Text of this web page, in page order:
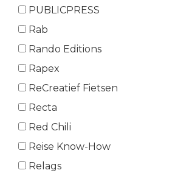
PUBLICPRESS
Rab
Rando Editions
Rapex
ReCreatief Fietsen
Recta
Red Chili
Reise Know-How
Relags